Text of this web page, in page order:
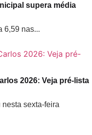
supera média
6,59 nas...
2026: Veja pré-lista
sexta-feira